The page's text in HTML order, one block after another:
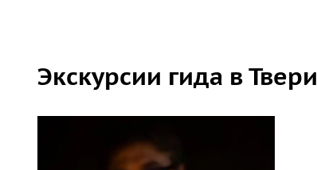
Экскурсии гида в Твери